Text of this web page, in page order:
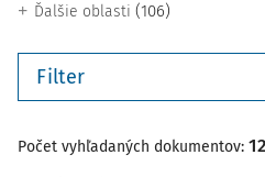
Ďalšie oblasti (106)
Filter
Počet vyhľadaných dokumentov: